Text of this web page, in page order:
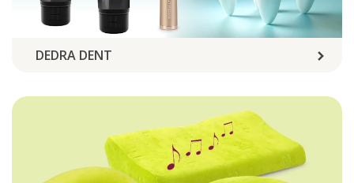
DEDRA DENT